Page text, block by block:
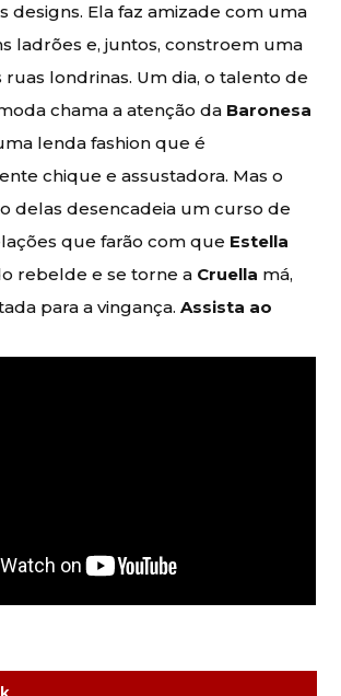
designs. Ela faz amizade com uma
ladrões e, juntos, constroem uma
ruas londrinas. Um dia, o talento de
chama a atenção da Baronesa
lenda fashion que é
chique e assustadora. Mas o
delas desencadeia um curso de
que farão com que Estella
rebelde e se torne a Cruella má,
para a vingança.Assista ao